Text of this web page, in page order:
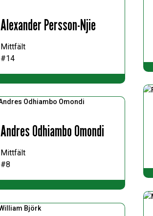
Alexander Persson-Njie
Mittfält
#14
Andres Odhiambo Omondi
Mittfält
#8